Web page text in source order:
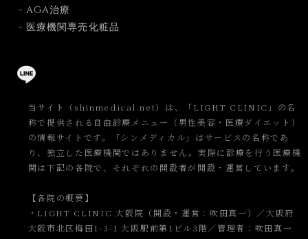
- AGA治療
- 医療機関専売化粧品
当サイト（shinmedical.net）は、「LIGHT CLINIC」の名
称で提供される自由診療メニュー（男性美容・医療ダイエット）
の情報サイトです。「シンメディカル」はサービスの名称であ
り、独立した医療機関ではありません。実際に診療を行う医療機
関は下記の各院で、それぞれの開設者が開設・運営しています。
【各院の概要】
・LIGHT CLINIC 大阪院（開設・運営：吹田真一）／大阪府
大阪市北区梅田1-3-1 大阪駅前第1ビル3階／管理者：吹田真一